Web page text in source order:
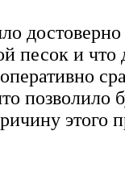
достоверно
песок и что
позволило
этого